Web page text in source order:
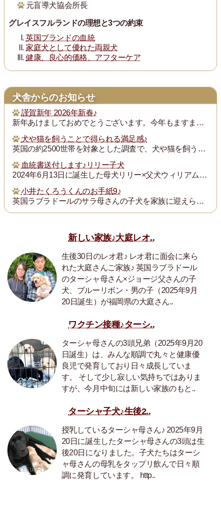
元盲導犬協会所長
グレイスフルランドの理想と3つの約束
英国ブランドの血統
家庭犬として優れた両親犬
健康、良心的価格、アフターケア
犬舎からのお知らせ
謹賀新年 2026年新春♪
新年あけましておめでとうございます。今年もますます御健勝のこととお慶び申し上げます。また昨年は格別のご厚誼にあずかり、厚く御礼申し上げます。
犬や猫を飼うことで得られる満足感♪
英国の約2500世帯を対象とした調査で、犬や猫を飼うことで得られる満足度は、年収が7万ポンド（約1300万円）増えるのと同じとされたそうです。犬猫を飼っている人...
血統書送付します♪リリー子犬
2024年6月13日に誕生した母犬リリー×父犬ウィリアム子犬のの血統書を飼い主の皆様にお送りいたします。
小井たくろうくんのお手紙9♪
英国ラブラドールのサラ母さんの子犬を家族に迎えられた三重県の小井様は、子犬を「たくろう」と名付け楽しく暮らしておられます。このたび小井様からお写真とお手紙をいた...
新しい家族♪大庭レオ..
生後30日のレオ君♪ レオ君に面会に来ら
れた大庭さんご家族♪ 英国ラブラドール
のターシャ母さん×ジョージ父さんの子
犬、ブルーリボン・男の子（2025年9月
20日誕生）が福岡県の大庭さん..
ワクチン接種♪ターシ..
ターシャ母さんの3頭兄弟（2025年9月20
日誕生）は、みんな順調で丸々と健康優
良児で発育しており日々成長していま
す。 そして少し寂しい気持ちではありま
すが、今月中旬には新しい家族のもと..
ターシャ子犬♪生後2..
授乳しているターシャ母さん♪ 2025年9月
20日に誕生したターシャ母さんの3頭は生
後20日になりました。子犬たちはターシ
ャ母さんの母乳をタップリ飲んで日々順
調に発育しています。 http..